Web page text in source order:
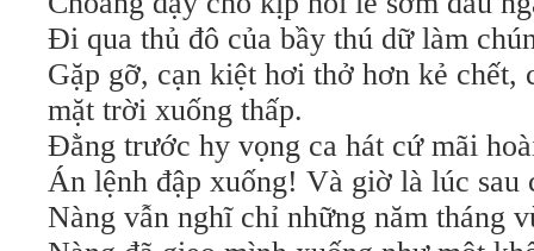
Đi qua thủ đô của bầy thú dữ làm
Gặp gỡ, cạn kiệt hơi thở hơn kẻ chết,
mặt trời xuống thấp.
Đằng trước hy vọng ca hát cứ mãi
Án lệnh đập xuống! Và giờ là lúc sau
Nàng vẫn nghĩ chỉ những năm tháng